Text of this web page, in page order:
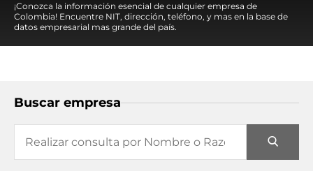
¡Conozca la información esencial de cualquier empresa de
Colombia! Encuentre NIT, dirección, teléfono, y mas en la base de
datos empresarial mas grande del país.
Buscar empresa